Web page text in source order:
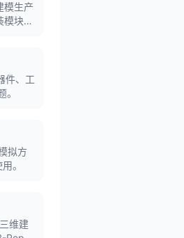
模生产
块可
件、工
拟方
。
维建